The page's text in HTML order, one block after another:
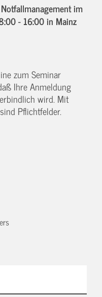
im
- 16:00in Mainz
zum Seminar
Ihre Anmeldung
wird. Mit
Pflichtfelder.